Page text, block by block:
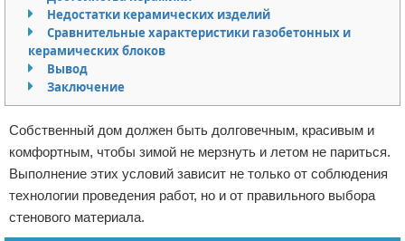
Домашний быт
Коммунальные услуги
Сантехника
Безопасность
Стройматериалы
Разное
Отказ от ответственности
Недостатки керамических изделий
Сравнительные характеристики газобетонных и
керамических блоков
Вывод
Заключение
Собственный дом должен быть долговечным, красивым и
комфортным, чтобы зимой не мерзнуть и летом не париться.
Выполнение этих условий зависит не только от соблюдения
технологии проведения работ, но и от правильного выбора
стенового материала.